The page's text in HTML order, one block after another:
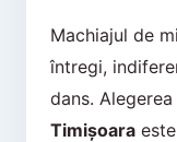
Machiajul de
întregi,
dans. Alegerea
Timișoaraeste